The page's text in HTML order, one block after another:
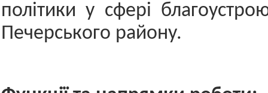
політики у сфері
Печерського району.